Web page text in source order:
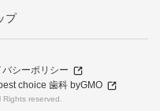
プ
バシーポリシー
choice 歯科 byGMO
reserved.